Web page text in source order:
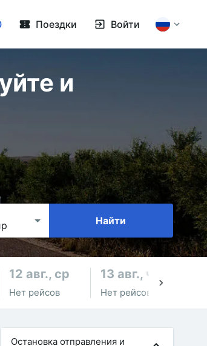
Поездки Войти
и
Найти
12 авг., ср
Нет рейсов
13 авг., чт
Нет рейсов
Остановка отправления и